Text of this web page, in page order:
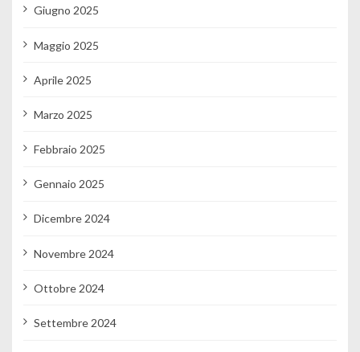
Giugno 2025
Maggio 2025
Aprile 2025
Marzo 2025
Febbraio 2025
Gennaio 2025
Dicembre 2024
Novembre 2024
Ottobre 2024
Settembre 2024